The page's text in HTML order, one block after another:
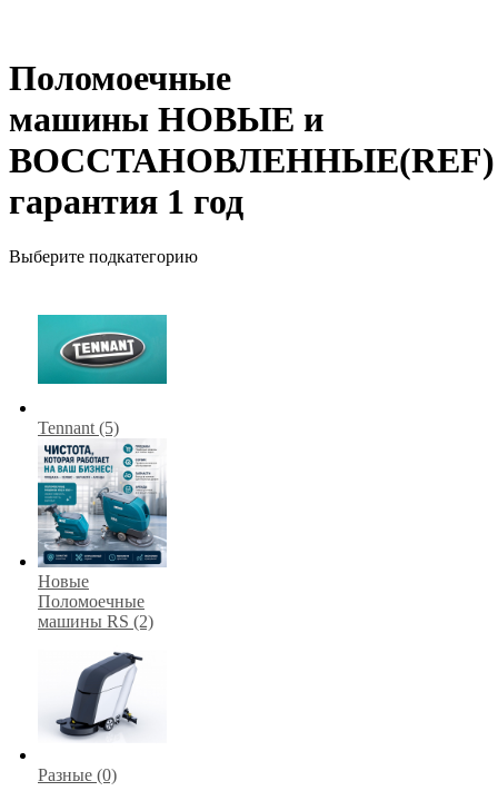
Поломоечные
машины НОВЫЕ и
ВОССТАНОВЛЕННЫЕ(REF)
гарантия 1 год
Выберите подкатегорию
Tennant (5)
Новые
Поломоечные
машины RS (2)
Разные (0)